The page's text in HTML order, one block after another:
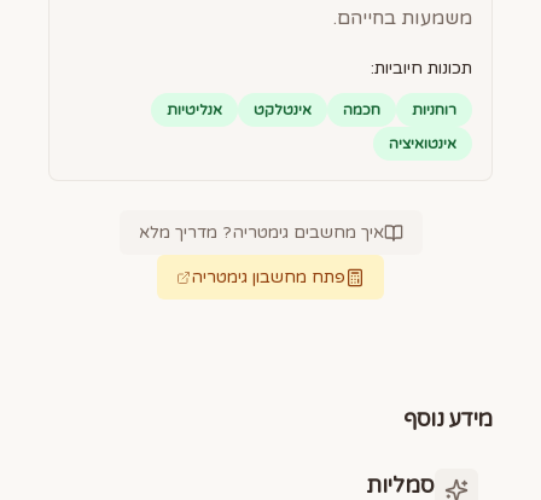
משמעות בחייהם.
תכונות חיוביות:
רוחניות חכמה אינטלקט
אנליטיות
אינטואיציה
איך מחשבים גימטריה? מדריך מלא
פתח מחשבון גימטריה
מידע נוסף
סמליות